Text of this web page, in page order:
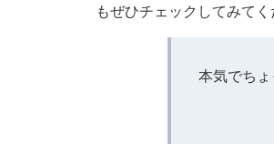
もぜひチェックしてみてく
本気でち